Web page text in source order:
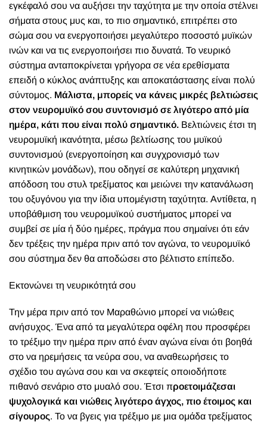
εγκέφαλό σου να αυξήσει την ταχύτητα με την οποία στέλνει
σήματα στους μυς και, το πιο σημαντικό, επιτρέπει στο
σώμα σου να ενεργοποιήσει μεγαλύτερο ποσοστό μυϊκών
ινών και να τις ενεργοποιήσει πιο δυνατά. Το νευρικό
σύστημα ανταποκρίνεται γρήγορα σε νέα ερεθίσματα
επειδή ο κύκλος ανάπτυξης και αποκατάστασης είναι πολύ
σύντομος. Μάλιστα, μπορείς να κάνεις μικρές βελτιώσεις
στον νευρομυϊκό σου συντονισμό σε λιγότερο από μία
ημέρα, κάτι που είναι πολύ σημαντικό. Βελτιώνεις έτσι τη
νευρομυϊκή ικανότητα, μέσω βελτίωσης του μυϊκού
συντονισμού (ενεργοποίηση και συγχρονισμό των
κινητικών μονάδων), που οδηγεί σε καλύτερη μηχανική
απόδοση του στυλ τρεξίματος και μειώνει την κατανάλωση
του οξυγόνου για την ίδια υπομέγιστη ταχύτητα. Αντίθετα, η
υποβάθμιση του νευρομυϊκού συστήματος μπορεί να
συμβεί σε μία ή δύο ημέρες, πράγμα που σημαίνει ότι εάν
δεν τρέξεις την ημέρα πριν από τον αγώνα, το νευρομυϊκό
σου σύστημα δεν θα αποδώσει στο βέλτιστο επίπεδο.
Εκτονώνει τη νευρικότητά σου
Την μέρα πριν από τον Μαραθώνιο μπορεί να νιώθεις
ανήσυχος. Ένα από τα μεγαλύτερα οφέλη που προσφέρει
το τρέξιμο την ημέρα πριν από έναν αγώνα είναι ότι βοηθά
στο να ηρεμήσεις τα νεύρα σου, να αναθεωρήσεις το
σχέδιο του αγώνα σου και να σκεφτείς οποιοδήποτε
πιθανό σενάριο στο μυαλό σου. Έτσι προετοιμάζεσαι
ψυχολογικά και νιώθεις λιγότερο άγχος, πιο έτοιμος και
σίγουρος. Το να βγεις για τρέξιμο με μια ομάδα τρεξίματος